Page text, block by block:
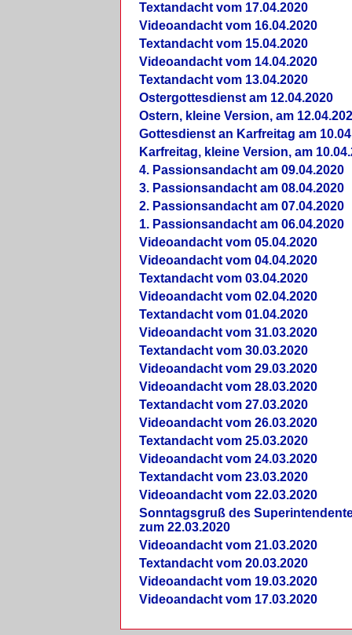
Textandacht vom 17.04.2020
Videoandacht vom 16.04.2020
Textandacht vom 15.04.2020
Videoandacht vom 14.04.2020
Textandacht vom 13.04.2020
Ostergottesdienst am 12.04.2020
Ostern, kleine Version, am
Gottesdienst an Karfreitag am
Karfreitag, kleine Version, am
4. Passionsandacht am 09.04.2020
3. Passionsandacht am 08.04.2020
2. Passionsandacht am 07.04.2020
1. Passionsandacht am 06.04.2020
Videoandacht vom 05.04.2020
Videoandacht vom 04.04.2020
Textandacht vom 03.04.2020
Videoandacht vom 02.04.2020
Textandacht vom 01.04.2020
Videoandacht vom 31.03.2020
Textandacht vom 30.03.2020
Videoandacht vom 29.03.2020
Videoandacht vom 28.03.2020
Textandacht vom 27.03.2020
Videoandacht vom 26.03.2020
Textandacht vom 25.03.2020
Videoandacht vom 24.03.2020
Textandacht vom 23.03.2020
Videoandacht vom 22.03.2020
Sonntagsgruß des
zum 22.03.2020
Videoandacht vom 21.03.2020
Textandacht vom 20.03.2020
Videoandacht vom 19.03.2020
Videoandacht vom 17.03.2020